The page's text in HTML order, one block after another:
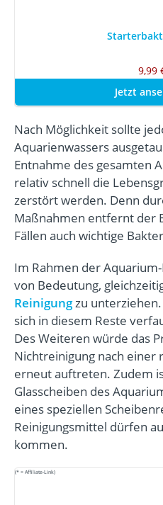
9,99
Jetzt
Nach Möglichkeit sollte
Aquarienwassers
Entnahme des gesamten
relativ schnell die
zerstört werden. Denn
Maßnahmen entfernt der
Fällen auch wichtige
Im Rahmen der
von Bedeutung,
Reinigungzu unterziehen.
sich in diesem Reste
Des Weiteren würde das
Nichtreinigung nach einer
erneut auftreten. Zudem
Glasscheiben des
eines speziellen
Reinigungsmittel dürfen
kommen.
(* = Affiliate-Link)